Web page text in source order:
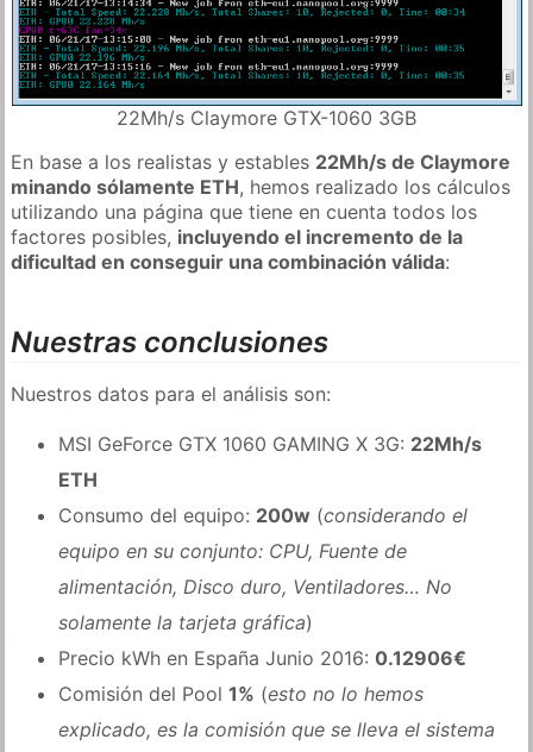
22Mh/s Claymore GTX-1060 3GB
En base a los realistas y estables 22Mh/s de Claymore
minando sólamente ETH, hemos realizado los cálculos
utilizando una página que tiene en cuenta todos los
factores posibles, incluyendo el incremento de la
dificultad en conseguir una combinación válida:
Nuestras conclusiones
Nuestros datos para el análisis son:
MSI GeForce GTX 1060 GAMING X 3G: 22Mh/s
ETH
Consumo del equipo: 200w (considerando el
equipo en su conjunto: CPU, Fuente de
alimentación, Disco duro, Ventiladores… No
solamente la tarjeta gráfica)
Precio kWh en España Junio 2016:0.12906€
Comisión del Pool1% (esto no lo hemos
explicado, es la comisión que se lleva el sistema